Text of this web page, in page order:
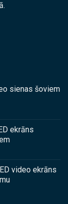
sienas šoviem
ekrāns
video ekrāns